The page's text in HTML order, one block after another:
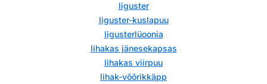
liguster
liguster-kuslapuu
ligusterlüoonia
lihakas jänesekapsas
lihakas viirpuu
lihak-võõrikkäpp